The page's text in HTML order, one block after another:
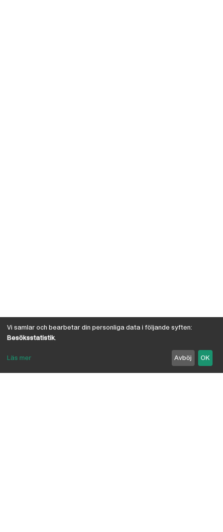
Vi samlar och bearbetar din personliga data i följande syften:
Besöksstatistik.
Läs mer Avböj OK